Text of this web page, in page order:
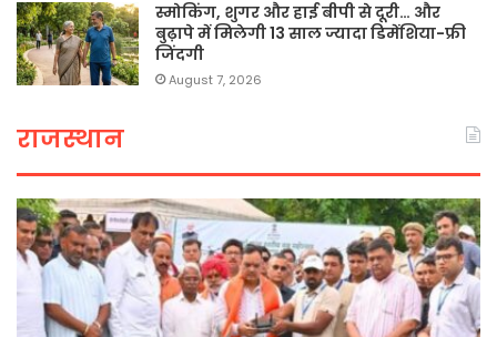
स्मोकिंग, शुगर और हाई बीपी से दूरी… और
बुढ़ापे में मिलेगी 13 साल ज्यादा डिमेंशिया-फ्री
जिंदगी
August 7, 2026
राजस्थान